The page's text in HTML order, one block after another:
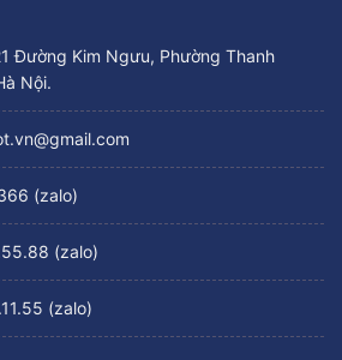
Đường Kim Ngưu, Phường Thanh
Nội.
(zalo)
(zalo)
(zalo)